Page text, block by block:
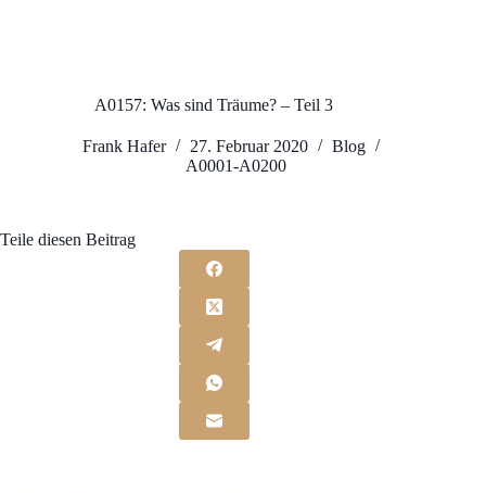
A0157: Was sind Träume? – Teil 3
Frank Hafer 27. Februar 2020
Blog
A0001-A0200
Teile diesen Beitrag